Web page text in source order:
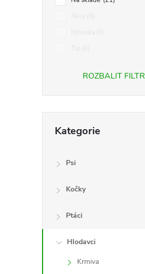
p
a
ROZBALIT FILTR
kategorie
Kategorie
Psi
Kočky
Ptáci
Hlodavci
Krmiva